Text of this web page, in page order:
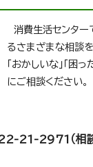
消費生活センター
るさまざまな相談
「おかしいな」「困
にご相談ください。
21-2971（相談